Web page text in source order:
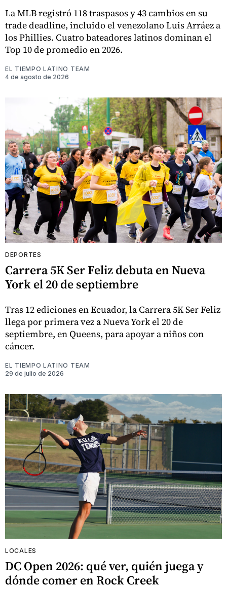
La MLB registró 118 traspasos y 43 cambios en su
trade deadline, incluido el venezolano Luis Arráez a
los Phillies. Cuatro bateadores latinos dominan el
Top 10 de promedio en 2026.
EL TIEMPO LATINO TEAM
4 de agosto de 2026
DEPORTES
Carrera 5K Ser Feliz debuta en Nueva
York el 20 de septiembre
Tras 12 ediciones en Ecuador, la Carrera 5K Ser Feliz
llega por primera vez a Nueva York el 20 de
septiembre, en Queens, para apoyar a niños con
cáncer.
EL TIEMPO LATINO TEAM
29 de julio de 2026
LOCALES
DC Open 2026: qué ver, quién juega y
dónde comer en Rock Creek